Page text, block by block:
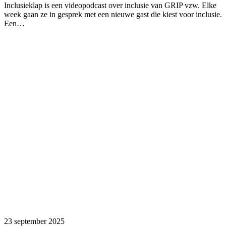
Inclusieklap is een videopodcast over inclusie van GRIP vzw. Elke
week gaan ze in gesprek met een nieuwe gast die kiest voor inclusie.
Een…
23 september 2025